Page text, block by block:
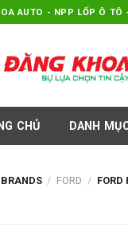
AUTO - NPP LỐP Ô TÔ
CHỦ DANH
BRANDS / FORD / FORD